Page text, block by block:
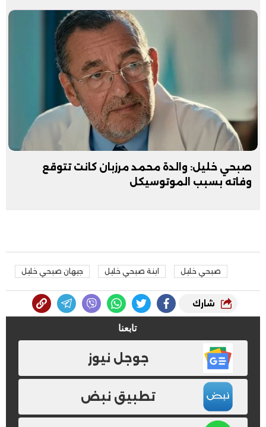
صبحي خليل: والدة محمد مرزبان كانت تتوقع
وفاته بسبب الموتوسيكل
صبحي خليل ابنة صبحي خليل جيهان صبحي خليل
شارك
تابعنا
جوجل نيوز
تطبيق نبض